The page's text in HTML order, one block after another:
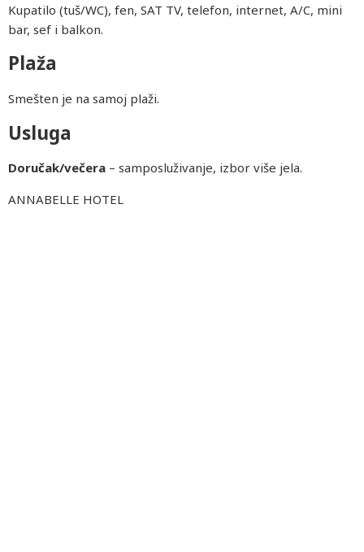
Kupatilo (tuš/WC), fen, SAT TV, telefon, internet, A/C, mini
bar, sef i balkon.
Plaža
Smešten je na samoj plaži.
Usluga
Doručak/večera – samposluživanje, izbor više jela.
ANNABELLE HOTEL